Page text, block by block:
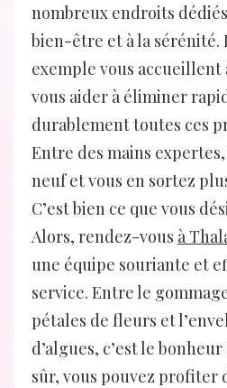
nombreux endroits
bien-être et à la sérénité.
exemple vous accueillent
vous aider à éliminer
durablement toutes ces
Entre des mains
neuf et vous en sortez
C’est bien ce que vous
Alors, rendez-vous à
une équipe souriante et
service. Entre le
pétales de fleurs et
d’algues, c’est le
sûr, vous pouvez profiter